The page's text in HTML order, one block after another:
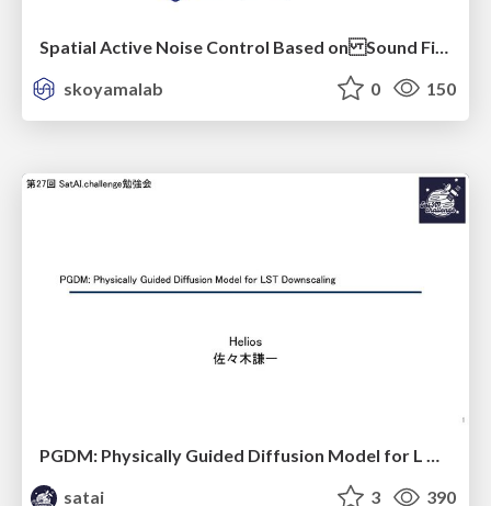
skoyamalab
0 150
PGDM: Physically Guided Diffusion Model for L Downscaling
satai
3 390